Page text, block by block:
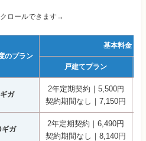
ロールできます→
のプラン
基本料金（
戸建てプラン
ガ
2年定期契約｜5,500円
契約期間なし｜7,150円
ギガ
2年定期契約｜6,490円
契約期間なし｜8,140円